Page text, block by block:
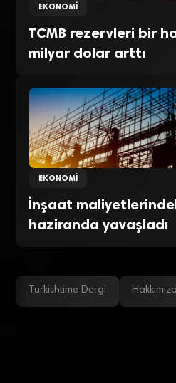
EKONOMI
TCMB rezervleri bir
milyar dolar arttı
EKONOMI
İnşaat
haziranda yavaşladı
Turkishtime Dergi